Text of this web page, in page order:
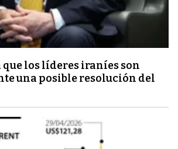
los líderes iraníes son
una posible resolución del